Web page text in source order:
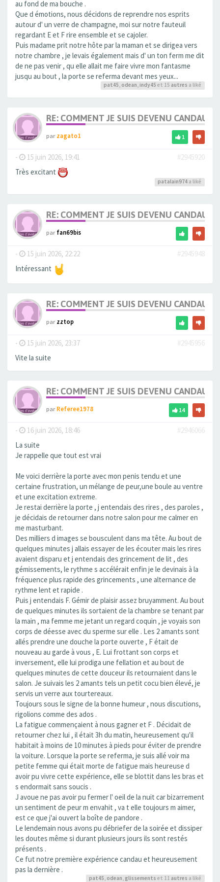
au fond de ma bouche .
Que d émotions, nous décidons de reprendre nos esprits
autour d' un verre de champagne, moi sur notre fauteuil
regardant E et F rire ensemble et se cajoler.
Puis madame prit notre hôte par la maman et se dirigea vers
notre chambre , je levais également mais d' un ton ferm me dit
de ne pas venir , qu elle allait me faire vivre mon fantasme
jusqu au bout , la porte se referma devant mes yeux...
pat45, odean, indy45 et 15 autres a liké
RE: COMMENT JE SUIS DEVENU
parzagato1 1
- 15 juin 2026, 19:41
#2945920
Très excitant
patalain974 a liké
RE: COMMENT JE SUIS DEVENU
parfan69bis
- 15 juin 2026, 22:22
#2945948
Intéressant
RE: COMMENT JE SUIS DEVENU
parzztop
- 15 juin 2026, 23:37
#2945956
Vite la suite
RE: COMMENT JE SUIS DEVENU
parReferee1978 14
- 16 juin 2026, 18:46
#2946066
La suite
Je rappelle que tout est vrai
Me voici derrière la porte avec mon penis tendu et une
certaine frustration, un mélange de peur,une boule au ventre
et une excitation extreme.
Je restai derrière la porte , j entendais des rires , des paroles ,
je décidais de retourner dans notre salon pour me calmer en
me masturbant.
Des milliers d images se bousculent dans ma tête. Au bout de
quelques minutes j allais essayer de les écouter mais les rires
avaient disparu et j entendais des grincement de lit , des
gémissements, le rythme s accélérait enfin je le devinais à la
fréquence plus rapide des grincements , une alternance de
rythme lent et rapide .
Puis j entendais F. Gémir de plaisir assez bruyamment. Au bout
de quelques minutes ils sortaient de la chambre se tenant par
la main , ma femme me jetant un regard coquin , je voyais son
corps de déesse avec du sperme sur elle . Les 2 amants sont
allés prendre une douche la porte ouverte , F était de
nouveau au garde à vous , E. Lui frottant son corps et
inversement, elle lui prodiga une fellation et au bout de
quelques minutes de cette douceur ils retournaient dans le
salon. Je suivais les 2 amants tels un petit cocu bien élevé, je
servis un verre aux tourtereaux.
Toujours sous le signe de la bonne humeur , nous discutions,
rigolions comme des ados .
La fatigue commençaient à nous gagner et F . Décidait de
retourner chez lui , il était 3h du matin, heureusement qu'il
habitait à moins de 10 minutes à pieds pour éviter de prendre
la voiture. Lorsque la porte se referma, je suis allé voir ma
petite femme qui était morte de fatigue mais heureuse d
avoir pu vivre cette expérience, elle se blottit dans les bras et
s endormait sans soucis .
J avoue ne pas avoir pu fermer l' oeil de la nuit car bizarrement
un sentiment de peur m envahit , va t elle toujours m aimer,
est ce que j'ai ouvert la boîte de pandore .
Le lendemain nous avons pu débriefer de la soirée et dissiper
les doutes même si durant plusieurs jours ils sont restés
présents .
Ce fut notre première expérience candau et heureusement
pas la dernière .
pat45 odean glissements et 11 autres a liké